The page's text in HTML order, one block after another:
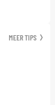
MEER TIPS